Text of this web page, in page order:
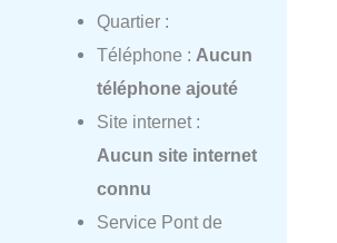
Quartier :
Téléphone : Aucun
téléphone ajouté
Site internet :
Aucun site internet
connu
Service Pont de